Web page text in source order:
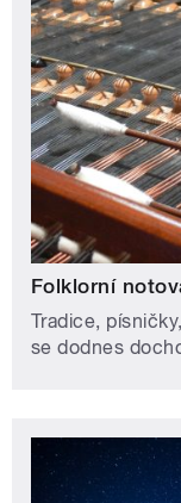
Folklorní
Tradice,
se dodnes